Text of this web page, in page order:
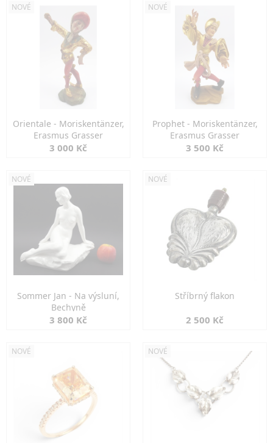
NOVÉ
Orientale - Moriskentänzer,
Erasmus Grasser
3 000 Kč
NOVÉ
Prophet - Moriskentänzer,
Erasmus Grasser
3 500 Kč
NOVÉ
Sommer Jan - Na výsluní,
Bechyně
3 800 Kč
NOVÉ
Stříbrný flakon
2 500 Kč
NOVÉ NOVÉ